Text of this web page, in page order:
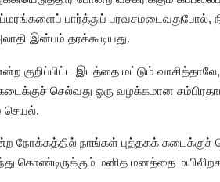
பார்த்துப் பரவசமடைவதுபோல்,
இன்பம் தரக்கூடியது.
என்ற குறிப்பிட்ட இடத்தை மட்டும்
செல்வது ஒரு வழக்கமான
செயல்.
நோக்கத்தில் நாங்கள் புத்தகக் கடைக்குச்
கொண்டிருக்கும் மனித மனத்தை